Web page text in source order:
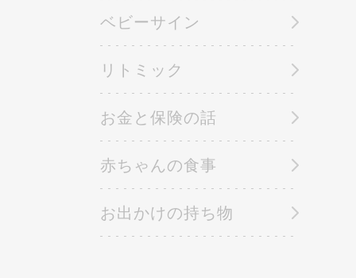
ベビーサイン
リトミック
お金と保険の話
赤ちゃんの食事
お出かけの持ち物